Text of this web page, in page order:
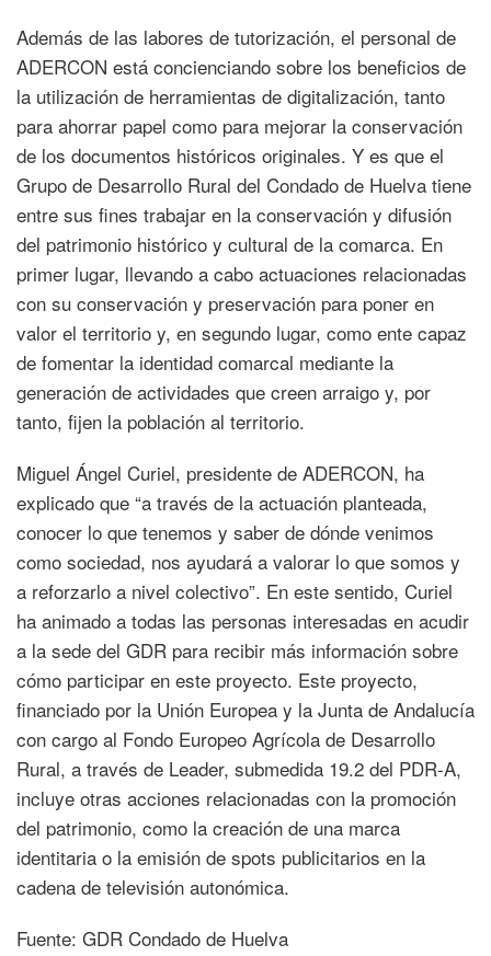
Además de las labores de tutorización, el personal de
ADERCON está concienciando sobre los beneficios de
la utilización de herramientas de digitalización, tanto
para ahorrar papel como para mejorar la conservación
de los documentos históricos originales. Y es que el
Grupo de Desarrollo Rural del Condado de Huelva tiene
entre sus fines trabajar en la conservación y difusión
del patrimonio histórico y cultural de la comarca. En
primer lugar, llevando a cabo actuaciones relacionadas
con su conservación y preservación para poner en
valor el territorio y, en segundo lugar, como ente capaz
de fomentar la identidad comarcal mediante la
generación de actividades que creen arraigo y, por
tanto, fijen la población al territorio.
Miguel Ángel Curiel, presidente de ADERCON, ha
explicado que “a través de la actuación planteada,
conocer lo que tenemos y saber de dónde venimos
como sociedad, nos ayudará a valorar lo que somos y
a reforzarlo a nivel colectivo”. En este sentido, Curiel
ha animado a todas las personas interesadas en acudir
a la sede del GDR para recibir más información sobre
cómo participar en este proyecto. Este proyecto,
financiado por la Unión Europea y la Junta de Andalucía
con cargo al Fondo Europeo Agrícola de Desarrollo
Rural, a través de Leader, submedida 19.2 del PDR-A,
incluye otras acciones relacionadas con la promoción
del patrimonio, como la creación de una marca
identitaria o la emisión de spots publicitarios en la
cadena de televisión autonómica.
Fuente: GDR Condado de Huelva